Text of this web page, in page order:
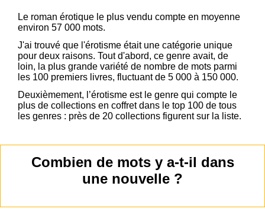
Le roman érotique le plus vendu compte en moyenne
environ 57 000 mots.
J'ai trouvé que l'érotisme était une catégorie unique
pour deux raisons. Tout d'abord, ce genre avait, de
loin, la plus grande variété de nombre de mots parmi
les 100 premiers livres, fluctuant de 5 000 à 150 000.
Deuxièmement, l’érotisme est le genre qui compte le
plus de collections en coffret dans le top 100 de tous
les genres : près de 20 collections figurent sur la liste.
Combien de mots y a-t-il dans
une nouvelle ?